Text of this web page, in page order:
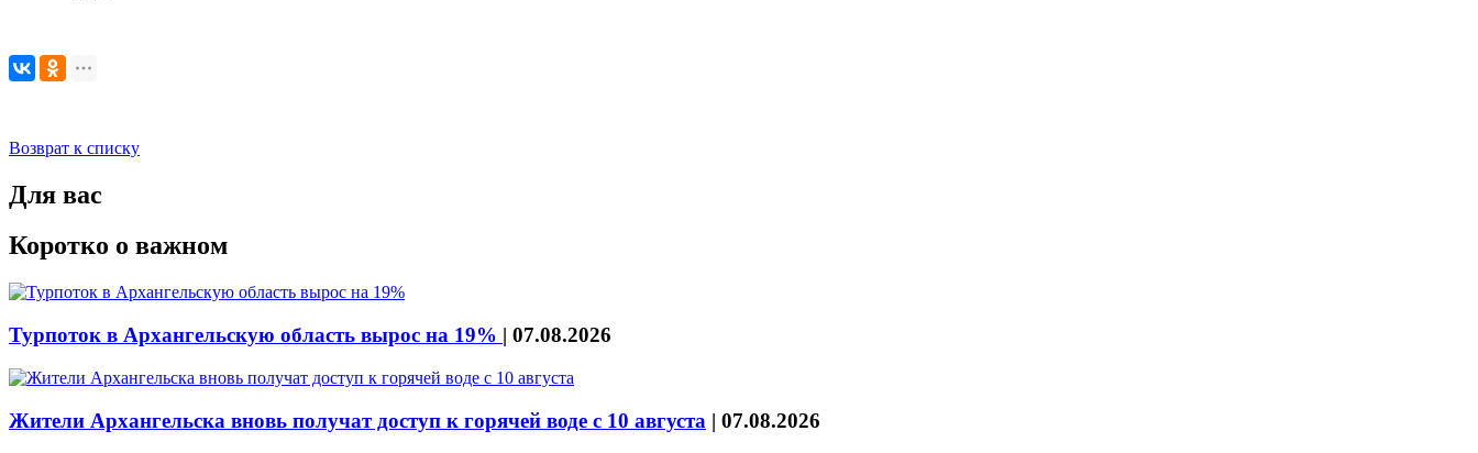
Возврат к списку
Для вас
Коротко о важном
Турпоток в Архангельскую область вырос на 19% | 07.08.2026
Жители Архангельска вновь получат доступ к горячей воде с 10 августа | 07.08.2026